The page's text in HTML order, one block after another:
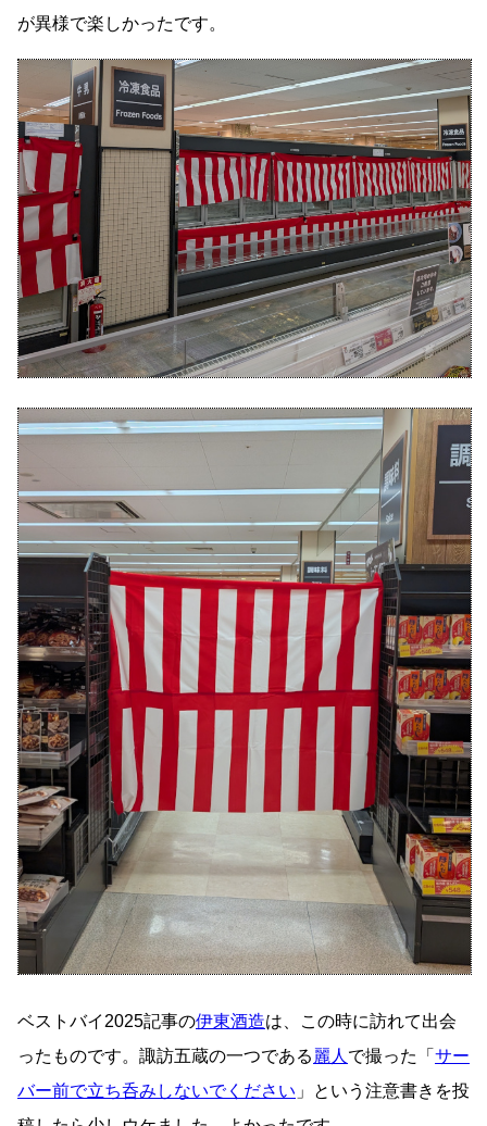
が異様で楽しかったです。
ベストバイ2025記事の伊東酒造は、この時に訪れて出会
ったものです。諏訪五蔵の一つである 麗人 で撮った「 サー
バー前で立ち呑みしないでください 」という注意書きを投